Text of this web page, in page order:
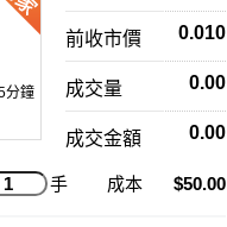
分鐘
前收市價 0.010
成交量 0.00
成交金額 0.00
手 成本 $50.00